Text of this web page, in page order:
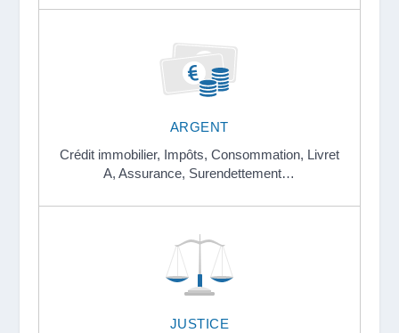
ARGENT
Crédit immobilier, Impôts, Consommation, Livret
A,Assurance, Surendettement…
JUSTICE